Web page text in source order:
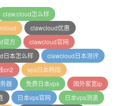
claw.cloud怎么样
clawcloud优惠
官方
clawcloud官网
日本怎么样
clawcloud日本测评
cn2
vps日本韩国
器 免费日本vps
国外家宽ip
日本vps官网
日本vps测速